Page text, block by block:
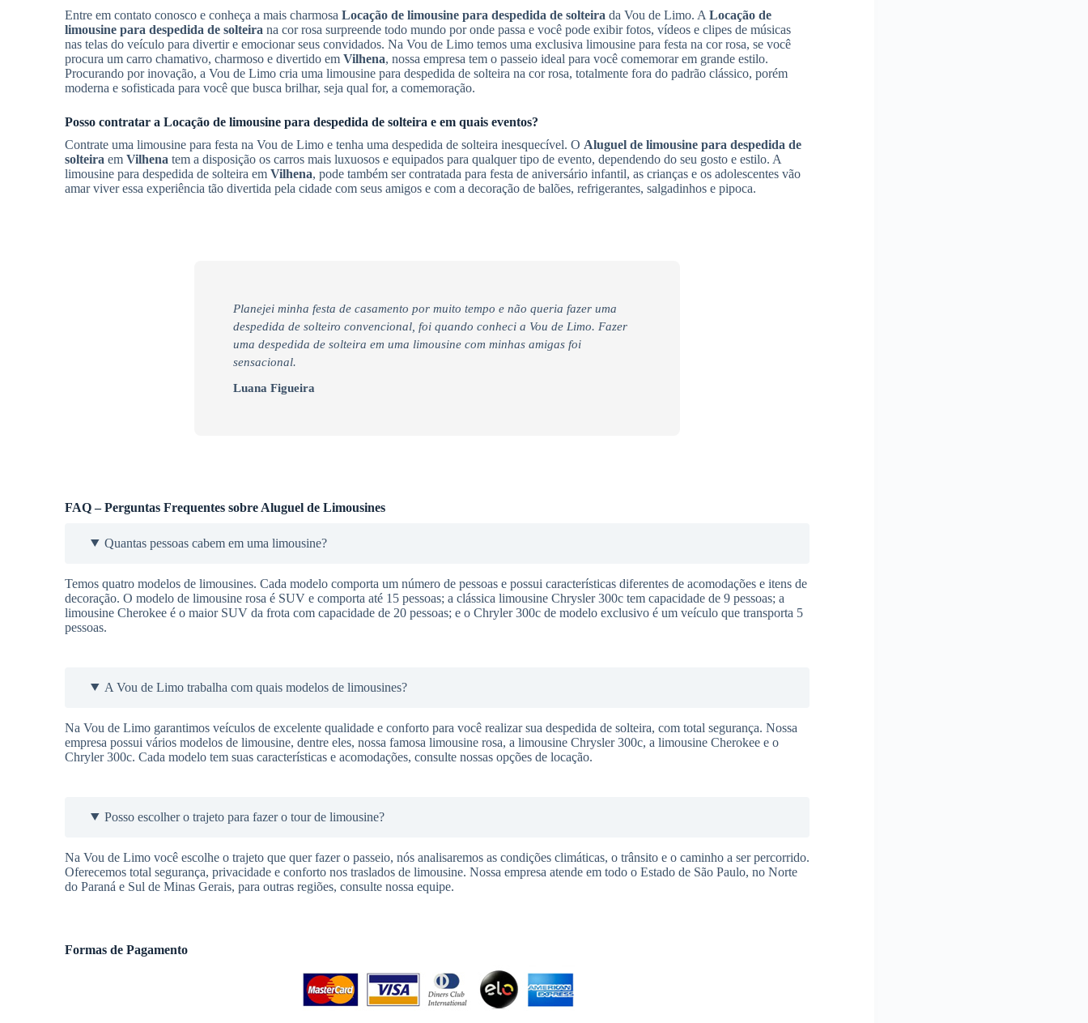
Entre em contato conosco e conheça a mais charmosa Locação de limousine para despedida de solteira da Vou de Limo. A Locação de
limousine para despedida de solteira na cor rosa surpreende todo mundo por onde passa e você pode exibir fotos, vídeos e clipes de músicas
nas telas do veículo para divertir e emocionar seus convidados. Na Vou de Limo temos uma exclusiva limousine para festa na cor rosa, se você
procura um carro chamativo, charmoso e divertido em Vilhena, nossa empresa tem o passeio ideal para você comemorar em grande estilo.
Procurando por inovação, a Vou de Limo cria uma limousine para despedida de solteira na cor rosa, totalmente fora do padrão clássico, porém
moderna e sofisticada para você que busca brilhar, seja qual for, a comemoração.
Posso contratar a Locação de limousine para despedida de solteira e em quais eventos?
Contrate uma limousine para festa na Vou de Limo e tenha uma despedida de solteira inesquecível. O Aluguel de limousine para despedida de
solteira em Vilhena tem a disposição os carros mais luxuosos e equipados para qualquer tipo de evento, dependendo do seu gosto e estilo. A
limousine para despedida de solteira em Vilhena, pode também ser contratada para festa de aniversário infantil, as crianças e os adolescentes vão
amar viver essa experiência tão divertida pela cidade com seus amigos e com a decoração de balões, refrigerantes, salgadinhos e pipoca.
Planejei minha festa de casamento por muito tempo e não queria fazer uma
despedida de solteiro convencional, foi quando conheci a Vou de Limo. Fazer
uma despedida de solteira em uma limousine com minhas amigas foi
sensacional.
Luana Figueira
FAQ – Perguntas Frequentes sobre Aluguel de Limousines
Quantas pessoas cabem em uma limousine?
Temos quatro modelos de limousines. Cada modelo comporta um número de pessoas e possui características diferentes de acomodações e itens de
decoração. O modelo de limousine rosa é SUV e comporta até 15 pessoas; a clássica limousine Chrysler 300c tem capacidade de 9 pessoas; a
limousine Cherokee é o maior SUV da frota com capacidade de 20 pessoas; e o Chryler 300c de modelo exclusivo é um veículo que transporta 5
pessoas.
A Vou de Limo trabalha com quais modelos de limousines?
Na Vou de Limo garantimos veículos de excelente qualidade e conforto para você realizar sua despedida de solteira, com total segurança. Nossa
empresa possui vários modelos de limousine, dentre eles, nossa famosa limousine rosa, a limousine Chrysler 300c, a limousine Cherokee e o
Chryler 300c. Cada modelo tem suas características e acomodações, consulte nossas opções de locação.
Posso escolher o trajeto para fazer o tour de limousine?
Na Vou de Limo você escolhe o trajeto que quer fazer o passeio, nós analisaremos as condições climáticas, o trânsito e o caminho a ser percorrido.
Oferecemos total segurança, privacidade e conforto nos traslados de limousine. Nossa empresa atende em todo o Estado de São Paulo, no Norte
do Paraná e Sul de Minas Gerais, para outras regiões, consulte nossa equipe.
Formas de Pagamento